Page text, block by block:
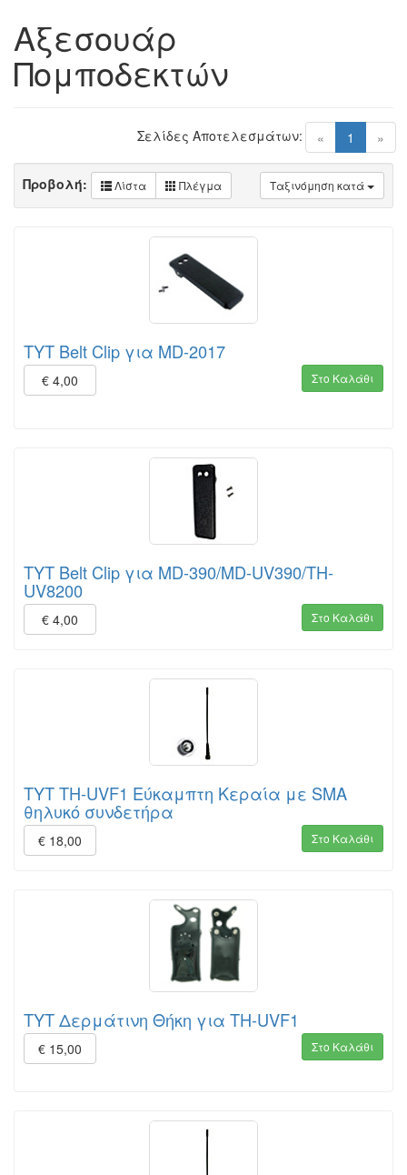
Αξεσουάρ
Πομποδεκτών
« 1 (current)
»
Σελίδες Αποτελεσμάτων:
Ταξινόμηση κατά
Προβολή: Λίστα Πλέγμα
TYT Belt Clip για MD-2017
€ 4,00 Στο Καλάθι
TYT Belt Clip για MD-390/MD-UV390/TH-
UV8200
€ 4,00 Στο Καλάθι
TYT TH-UVF1 Εύκαμπτη Κεραία με SMA
θηλυκό συνδετήρα
€ 18,00 Στο Καλάθι
TYT Δερμάτινη Θήκη για TH-UVF1
€ 15,00 Στο Καλάθι